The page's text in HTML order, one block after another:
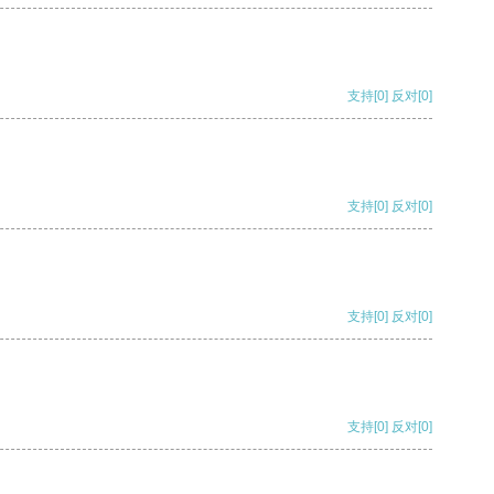
支持[0] 反对[0]
支持[0] 反对[0]
支持[0] 反对[0]
支持[0] 反对[0]